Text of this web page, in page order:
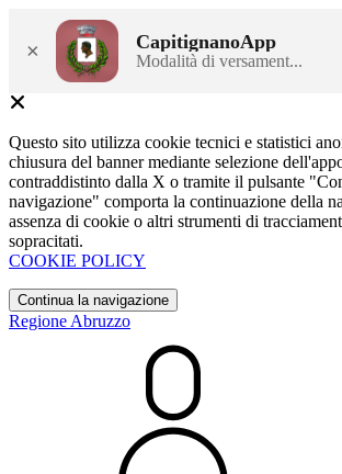
× CapitignanoApp
Modalità di versament...
Questo sito utilizza cookie tecnici e statistici
chiusura del banner mediante selezione
contraddistinto dalla X o tramite il pulsante
navigazione" comporta la continuazione della
assenza di cookie o altri strumenti di
sopracitati.
COOKIE POLICY
Continua la navigazione
Regione Abruzzo